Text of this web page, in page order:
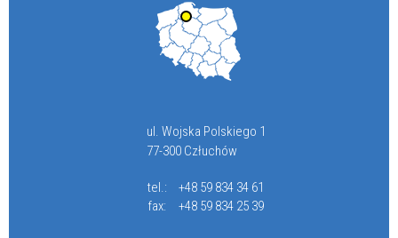
ul. Wojska Polskiego 1
77-300 Człuchów
tel.:
+48 59 834 34 61
fax:
+48 59 834 25 39